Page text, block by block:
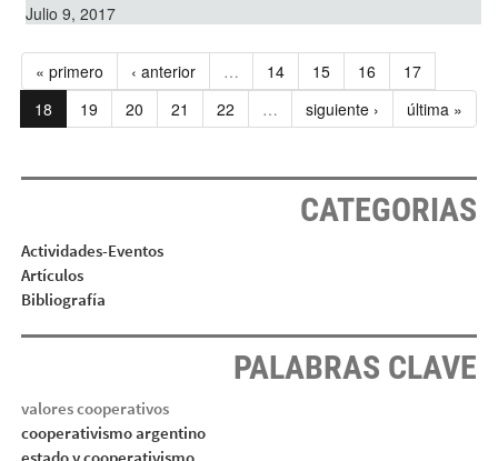
Julio 9, 2017
« primero ‹ anterior … 14 15 16
17
18
19 20 21 22 … siguiente › última »
CATEGORIAS
Actividades-Eventos
Artículos
Bibliografía
PALABRAS CLAVE
valores cooperativos
cooperativismo argentino
estado y cooperativismo